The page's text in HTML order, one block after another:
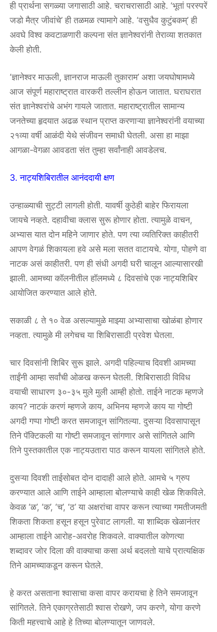
ही प्रार्थना सगळ्या जगासाठी आहे. चराचरासाठी आहे. ‘भूतां परस्परें
जडो मैत्र जीवांचे’ ही तळमळ त्यामागे आहे. ‘वसुधैव कुटुंबकम्’ ही
अवघे विश्व कवटाळणारी कल्पना संत ज्ञानेश्वरांनी तेराव्या शतकात
केली होती.
‘ज्ञानेश्वर माऊली, ज्ञानराज माऊली तुकाराम’ अशा जयघोषामध्ये
आज संपूर्ण महाराष्ट्रात वारकरी तल्लीन होऊन जातात. घराघरात
संत ज्ञानेश्वरांचे अभंग गायले जातात. महाराष्ट्रातील सामान्य
जनतेच्या हृदयात अढळ स्थान प्राप्त करणाऱ्या ज्ञानेश्वरांनी वयाच्या
२१व्या वर्षी आळंदी येथे संजीवन समाधी घेतली. असा हा माझा
आगळा-वेगळा आवडता संत तुम्हा सर्वांनाही आवडेलच.
3. नाट्यशिबिरातील आनंददायी क्षण
उन्हाळ्याची सुट्टी लागली होती. यावर्षी कुठेही बाहेर फिरायला
जायचे नव्हते. दहावीचा क्लास सुरू होणार होता. त्यामुळे वाचन,
अभ्यास यात दोन महिने जाणार होते. पण त्या व्यतिरिक्त काहीतरी
आपण वेगळं शिकायला हवे असे मला सतत वाटायचे. योगा, पोहणे वा
नाटक असं काहीतरी. पण ही संधी अगदी घरी चालून आल्यासारखी
झाली. आमच्या कॉलनीतील हॉलमध्ये ८ दिवसांचे एक नाट्यशिबिर
आयोजित करण्यात आले होते.
सकाळी ८ ते १० वेळ असल्यामुळे माझ्या अभ्यासाचा खोळंबा होणार
नव्हता. त्यामुळे मी लगेचच या शिबिरासाठी प्रवेश घेतला.
चार दिवसांनी शिबिर सुरू झाले. अगदी पहिल्याच दिवशी आमच्या
ताईंनी आम्हा सर्वांची ओळख करून घेतली. शिबिरासाठी विविध
वयाची साधारण ३०-३५ मुले मुली आम्ही होतो. ताईने नाटक म्हणजे
काय? नाटकं करणं म्हणजे काय, अभिनय म्हणजे काय या गोष्टी
अगदी गप्पा गोष्टी करत समजावून सांगितल्या. दुसऱ्या दिवसापासून
तिने पॅक्टिकली या गोष्टी समजावून सांगणार असे सांगितले आणि
तिने पुस्तकातील एक नाट्यउतारा पाठ करून यायला सांगितले होते.
दुसऱ्या दिवशी ताईसोबत दोन दादाही आले होते. आमचे ५ ग्रुप
करण्यात आले आणि ताईने आम्हाला बोलण्याचे काही खेळ शिकविले.
केवळ ‘ळ’, ‘क’, ‘च’, ‘ठ’ या अक्षरांचा वापर करून त्याच्या गमतीजमती
शिकता शिकता हसून हसून पुरेवाट लागली. या शाब्दिक खेळानंतर
आम्हाला ताईने आरोह-अवरोह शिकवले. वाक्यातील कोणत्या
शब्दावर जोर दिला की वाक्याचा कसा अर्थ बदलतो याचे प्रात्यक्षिक
तिने आमच्याकडून करून घेतले.
हे करत असताना श्वासाचा कसा वापर करायचा हे तिने समजावून
सांगितले. तिने एकाग्रतेसाठी श्वास रोखणे, जप करणे, योगा करणे
किती महत्त्वाचे आहे हे तिच्या बोलण्यातून जाणवले.